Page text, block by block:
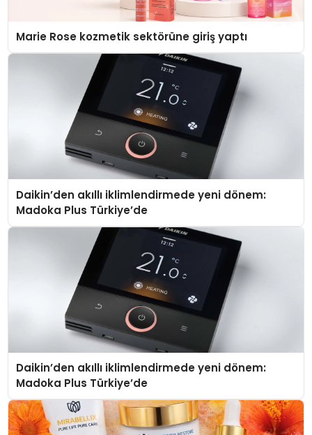
Marie Rose kozmetik sektörüne giriş yaptı
Daikin’den akıllı iklimlendirmede yeni dönem:
Madoka Plus Türkiye’de
Daikin’den akıllı iklimlendirmede yeni dönem:
Madoka Plus Türkiye’de